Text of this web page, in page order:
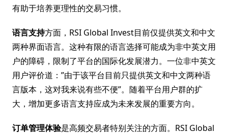
有助于培养更理性的交易习惯。
语言支持方面，RSI Global Invest目前仅提供英文和中文
两种界面语言。这种有限的语言选择可能成为非中英文用
户的障碍，限制了平台的国际化发展潜力。一位非中英文
用户评价道：”由于该平台目前只提供英文和中文两种语
言版本，这对我来说有些不便”。随着平台用户群的扩
大，增加更多语言支持应成为未来发展的重要方向。
订单管理体验是高频交易者特别关注的方面。RSI Global